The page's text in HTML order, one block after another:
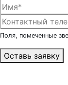
Поля, помеченные
Оставь заявку